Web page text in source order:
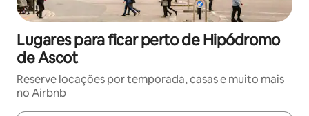
Lugares para ficar perto de Hipódromo
de Ascot
Reserve locações por temporada, casas e muito mais
no Airbnb